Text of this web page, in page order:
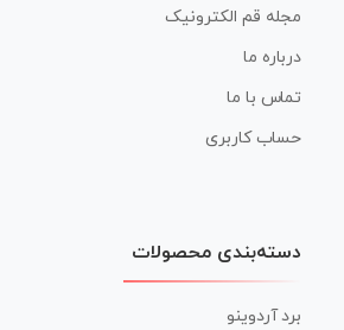
مجله قم الکترونیک
درباره ما
تماس با ما
حساب کاربری
دسته‌بندی محصولات
برد آردوینو